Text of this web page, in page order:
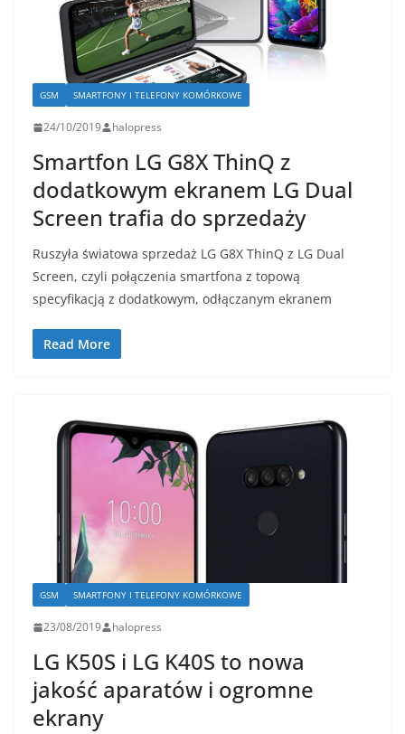
GSM SMARTFONY I TELEFONY KOMÓRKOWE
24/10/2019 halopress
Smartfon LG G8X ThinQ z
dodatkowym ekranem LG Dual
Screen trafia do sprzedaży
Ruszyła światowa sprzedaż LG G8X ThinQ z LG Dual
Screen, czyli połączenia smartfona z topową
specyfikacją z dodatkowym, odłączanym ekranem
Read More
GSM SMARTFONY I TELEFONY KOMÓRKOWE
23/08/2019 halopress
LG K50S i LG K40S to nowa
jakość aparatów i ogromne
ekrany